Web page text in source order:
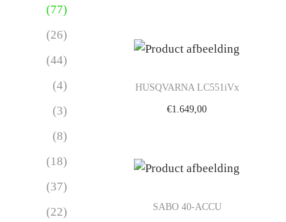
HUSQVARNA LC551iVx
€1.649,00
SABO 40-ACCU
(77)
(26)
(44)
(4)
(3)
(8)
(18)
(37)
(22)